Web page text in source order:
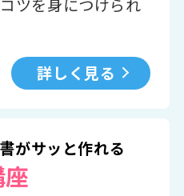
ツを身につけられ
詳しく見る
がサッと作れる